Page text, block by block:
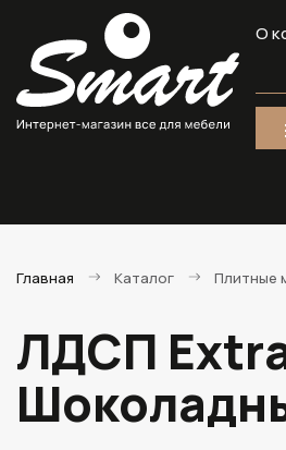
О
Главная Каталог Плитные
ЛДСП